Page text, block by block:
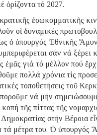
ὁρίζοντα τό 2027.
ἐσωκομματικῆς
οἱ δυναμικές
ὁ ὑπουργός Ἐθνικῆς
σάν νά ξέρει
γιά τό μέλλον πού
πολλά χρόνια τίς
τοποθετήσεις τοῦ
νά μήν
τῆς πίττας τῆς
στήν Βέροια
τά μέτρα του. Ὁ ὑπουργός